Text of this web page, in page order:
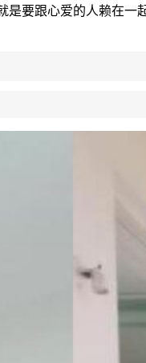
是要跟心爱的人赖在一